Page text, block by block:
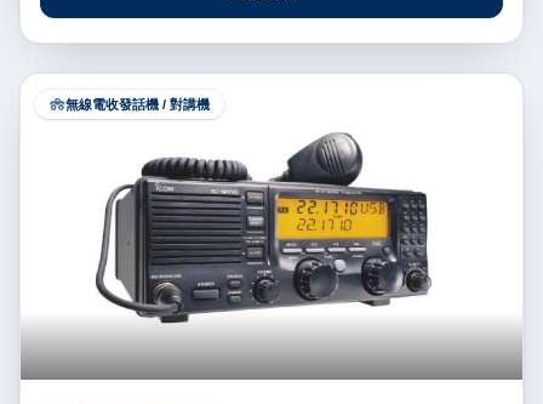
無線電收發話機 / 對講機